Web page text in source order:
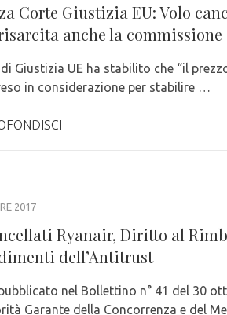
Corte Giustizia EU: Volo
anche la commissione
Giustizia UE ha stabilito che “il
in considerazione per stabilire …
2017
Ryanair, Diritto al
dell’Antitrust
nel Bollettino n° 41 del 30
Garante della Concorrenza e del